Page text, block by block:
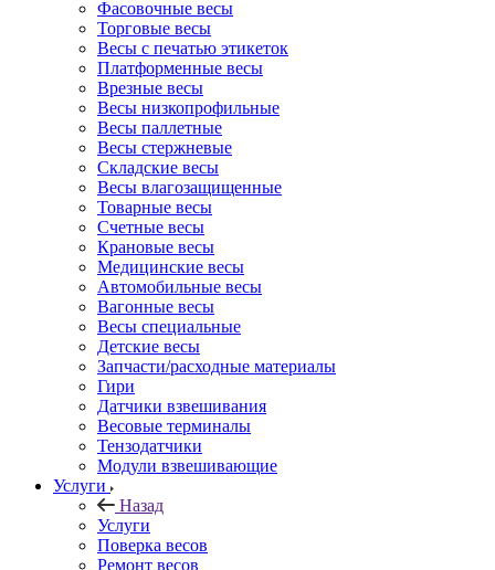
Фасовочные весы
Торговые весы
Весы с печатью этикеток
Платформенные весы
Врезные весы
Весы низкопрофильные
Весы паллетные
Весы стержневые
Складские весы
Весы влагозащищенные
Товарные весы
Счетные весы
Крановые весы
Медицинские весы
Автомобильные весы
Вагонные весы
Весы специальные
Детские весы
Запчасти/расходные материалы
Гири
Датчики взвешивания
Весовые терминалы
Тензодатчики
Модули взвешивающие
Услуги
Назад
Услуги
Поверка весов
Ремонт весов